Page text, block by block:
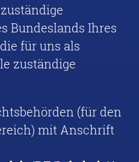
Bundeslands Ihres
für uns als
zuständige
(für den
mit Anschrift